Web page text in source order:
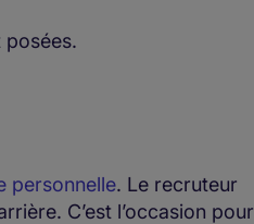
posées.
personnelle. Le recruteur
C’est l’occasion pour